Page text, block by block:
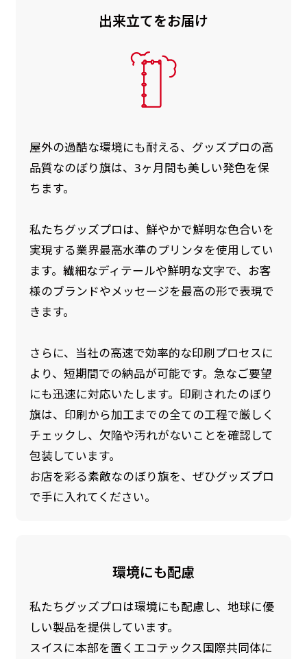
出来立てをお届け
屋外の過酷な環境にも耐える、グッズプロの高
品質なのぼり旗は、3ヶ月間も美しい発色を保
ちます。
私たちグッズプロは、鮮やかで鮮明な色合いを
実現する業界最高水準のプリンタを使用してい
ます。繊細なディテールや鮮明な文字で、お客
様のブランドやメッセージを最高の形で表現で
きます。
さらに、当社の高速で効率的な印刷プロセスに
より、短期間での納品が可能です。急なご要望
にも迅速に対応いたします。印刷されたのぼり
旗は、印刷から加工までの全ての工程で厳しく
チェックし、欠陥や汚れがないことを確認して
包装しています。
お店を彩る素敵なのぼり旗を、ぜひグッズプロ
で手に入れてください。
環境にも配慮
私たちグッズプロは環境にも配慮し、地球に優
しい製品を提供しています。
スイスに本部を置くエコテックス国際共同体に